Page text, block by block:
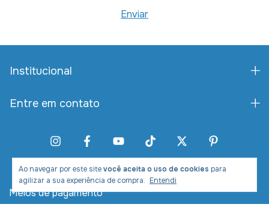
Ao navegar por este sitevocê aceita o uso de cookies para
agilizar a sua experiência de compra. Entendi
Institucional
Entre em contato
Meios de pagamento